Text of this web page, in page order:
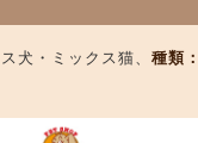
犬・ミックス猫、 種類：